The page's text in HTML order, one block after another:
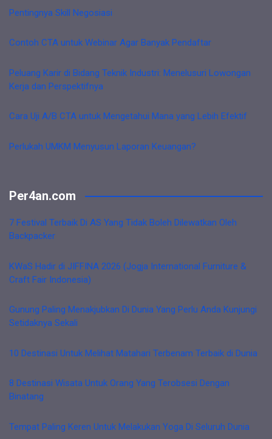
Pentingnya Skill Negosiasi
Contoh CTA untuk Webinar Agar Banyak Pendaftar
Peluang Karir di Bidang Teknik Industri: Menelusuri Lowongan
Kerja dan Perspektifnya
Cara Uji A/B CTA untuk Mengetahui Mana yang Lebih Efektif
Perlukah UMKM Menyusun Laporan Keuangan?
Per4an.com
7 Festival Terbaik Di AS Yang Tidak Boleh Dilewatkan Oleh
Backpacker
KWaS Hadir di JIFFINA 2026 (Jogja International Furniture &
Craft Fair Indonesia)
Gunung Paling Menakjubkan Di Dunia Yang Perlu Anda Kunjungi
Setidaknya Sekali
10 Destinasi Untuk Melihat Matahari Terbenam Terbaik di Dunia
8 Destinasi Wisata Untuk Orang Yang Terobsesi Dengan
Binatang
Tempat Paling Keren Untuk Melakukan Yoga Di Seluruh Dunia